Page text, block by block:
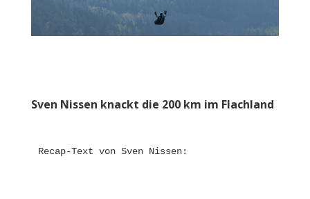
Sven Nissen knackt die 200 km im Flachland
Recap-Text von Sven Nissen: